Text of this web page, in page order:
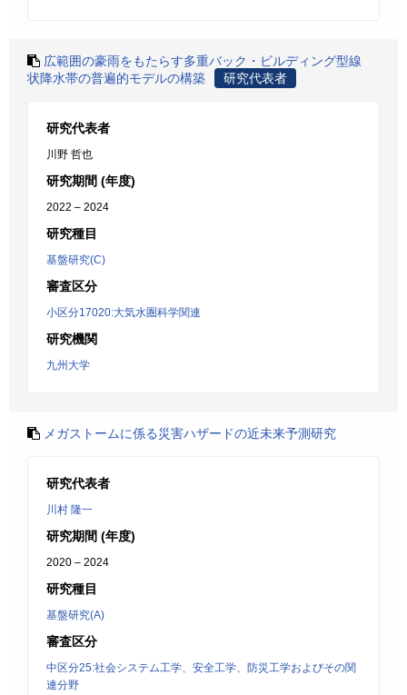
広範囲の豪雨をもたらす多重バック・ビルディング型線
状降水帯の普遍的モデルの構築
研究代表者
研究代表者
川野 哲也
研究期間 (年度)
2022 – 2024
研究種目
基盤研究(C)
審査区分
小区分17020:大気水圏科学関連
研究機関
九州大学
メガストームに係る災害ハザードの近未来予測研究
研究代表者
川村 隆一
研究期間 (年度)
2020 – 2024
研究種目
基盤研究(A)
審査区分
中区分25:社会システム工学、安全工学、防災工学およびその関
連分野